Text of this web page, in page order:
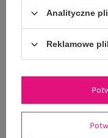
OPINIE O PRODUKCIE (1)
WYSYŁKA I DOSTAWA
ZWROTY I REKLAMACJE
Analityczne
Reklamowe